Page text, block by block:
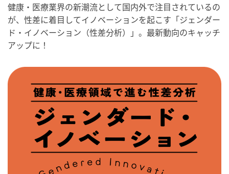
健康・医療業界の新潮流として国内外で注目されているの
が、性差に着目してイノベーションを起こす「ジェンダー
ド・イノベーション（性差分析）」。最新動向のキャッチ
アップに！